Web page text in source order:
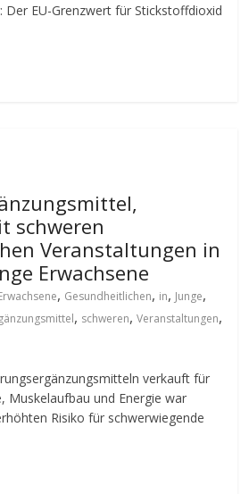
Der EU-Grenzwert für Stickstoffdioxid
schweren
Veranstaltungen in
Erwachsene
, Gesundheitlichen, in, Junge,
, schweren,Veranstaltungen,
verkauft für
Muskelaufbau und Energie war
Risiko für schwerwiegende